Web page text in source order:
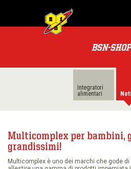
BSN-
TUTTI
SPECIALI
Integratori
alimentari
Multicomplex per bambini,
grandissimi!
Multicomplex è uno dei marchi che gode